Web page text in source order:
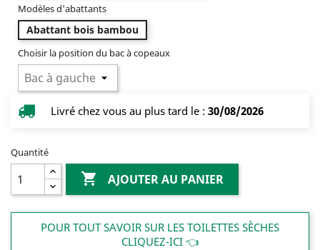
Modèles d'abattants
Abattant bois bambou
Choisir la position du bac à copeaux
Livré chez vous au plus tard le : 30/08/2026
Quantité
 AJOUTER AU PANIER
POUR TOUT SAVOIR SUR LES TOILETTES SÈCHES
CLIQUEZ-ICI 👈